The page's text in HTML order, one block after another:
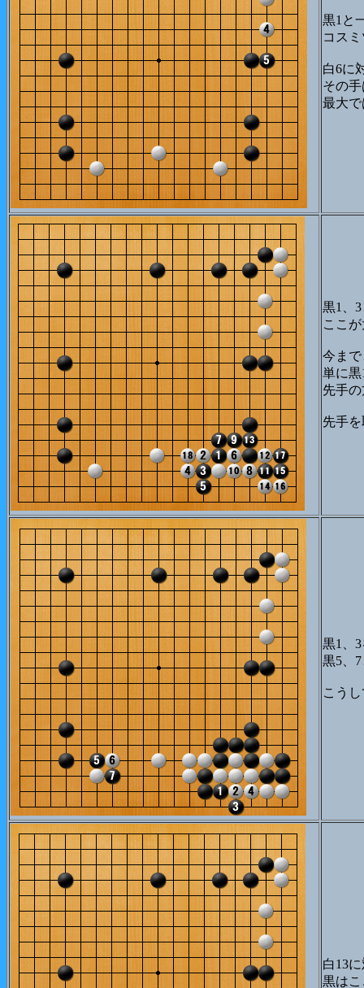
黒1と
コス
白6に
その
最大
黒1、
ここ
今ま
単に
先手
先手
黒1、
黒5、
こう
白13
黒は